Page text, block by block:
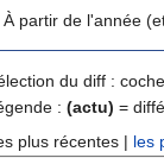
À partir de l'année
du diff :
: (actu) =
plus récentes | les